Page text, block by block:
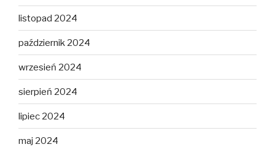
listopad 2024
październik 2024
wrzesień 2024
sierpień 2024
lipiec 2024
maj 2024